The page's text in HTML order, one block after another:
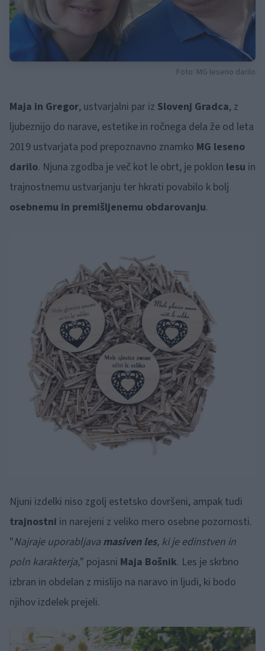
Foto: MG leseno darilo
Maja in Gregor, ustvarjalni par iz Slovenj Gradca, z
ljubeznijo do narave, estetike in ročnega dela že od leta
2019 ustvarjata pod prepoznavno znamko MG leseno
darilo. Njuna zgodba je več kot le obrt, je poklon lesu in
trajnostnemu ustvarjanju ter hkrati povabilo k bolj
osebnemu in premišljenemu obdarovanju.
Njuni izdelki niso zgolj estetsko dovršeni, ampak tudi
trajnostni in narejeni z veliko mero osebne pozornosti.
"Najraje uporabljava masiven les, ki je edinstven in
poln karakterja," pojasni Maja Bošnik. Les je skrbno
izbran in obdelan z mislijo na naravo in ljudi, ki bodo
njihov izdelek prejeli.